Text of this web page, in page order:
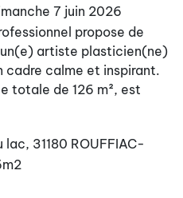
7 juin 2026
propose de
artiste plasticien(ne)
cadre calme et inspirant.
totale de 126 m², est
lac, 31180 ROUFFIAC-